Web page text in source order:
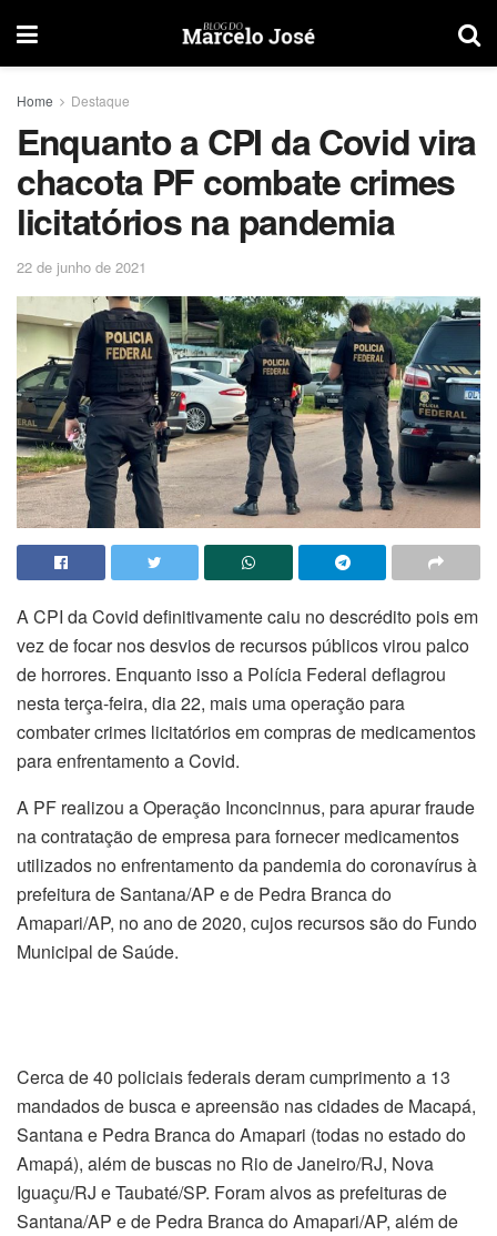
Home Destaque
Enquanto a CPI da Covid vira
chacota PF combate crimes
licitatórios na pandemia
22 de junho de 2021
A CPI da Covid definitivamente caiu no descrédito pois em
vez de focar nos desvios de recursos públicos virou palco
de horrores. Enquanto isso a Polícia Federal deflagrou
nesta terça-feira, dia 22, mais uma operação para
combater crimes licitatórios em compras de medicamentos
para enfrentamento a Covid.
A PF realizou a Operação Inconcinnus, para apurar fraude
na contratação de empresa para fornecer medicamentos
utilizados no enfrentamento da pandemia do coronavírus à
prefeitura de Santana/AP e de Pedra Branca do
Amapari/AP, no ano de 2020, cujos recursos são do Fundo
Municipal de Saúde.
Cerca de 40 policiais federais deram cumprimento a 13
mandados de busca e apreensão nas cidades de Macapá,
Santana e Pedra Branca do Amapari (todas no estado do
Amapá), além de buscas no Rio de Janeiro/RJ, Nova
Iguaçu/RJ e Taubaté/SP. Foram alvos as prefeituras de
Santana/AP e de Pedra Branca do Amapari/AP, além de